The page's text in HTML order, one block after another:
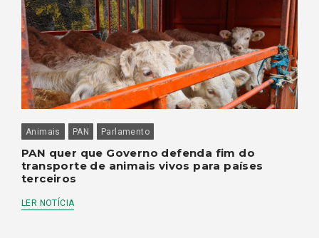
Animais PAN Parlamento
PAN quer que Governo defenda fim do
transporte de animais vivos para países
terceiros
LER NOTÍCIA